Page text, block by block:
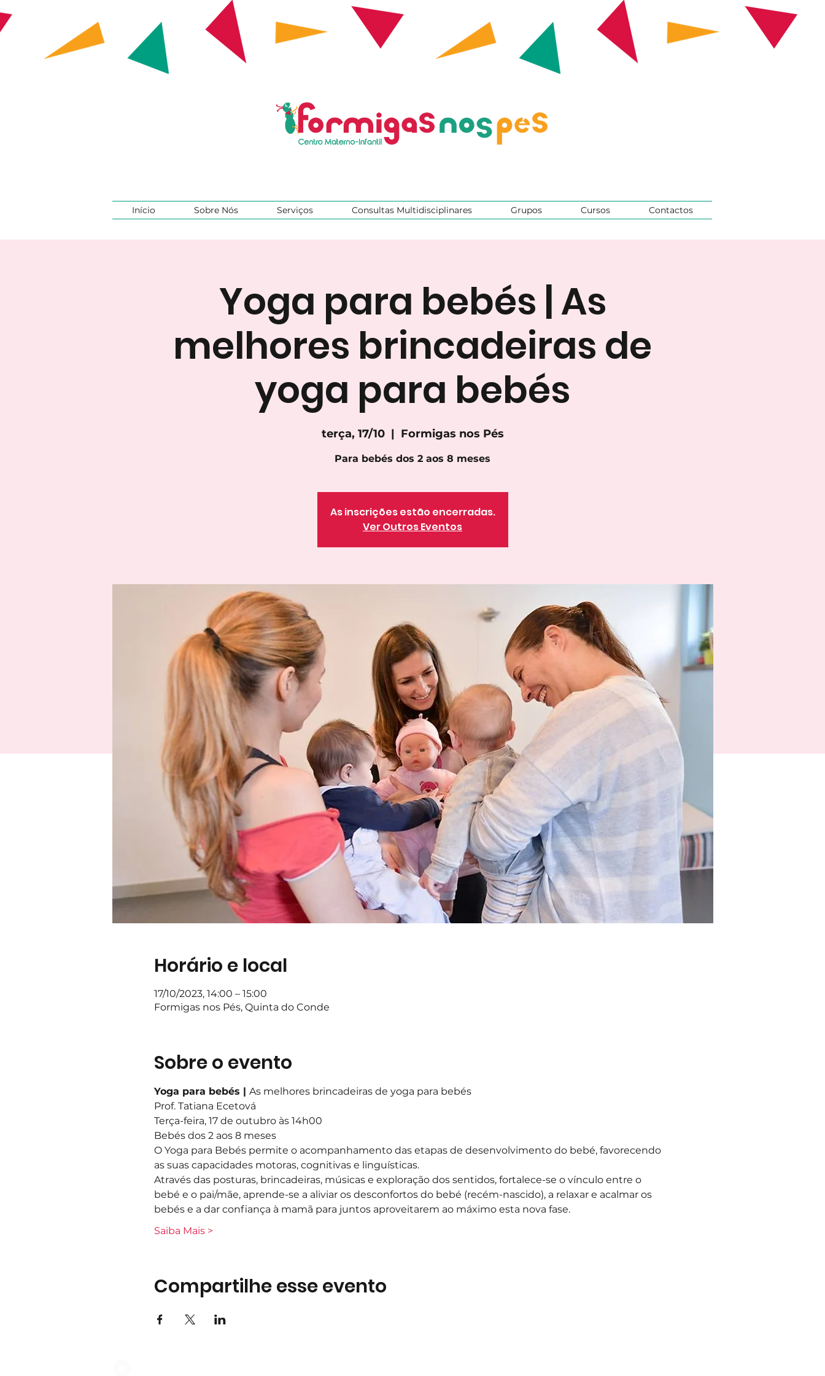
Início Sobre Nós Serviços Consultas Multidisciplinares Grupos Cursos Contactos
Yoga para bebés | As
melhores brincadeiras de
yoga para bebés
terça, 17/10
  |
Formigas nos Pés
Para bebés dos 2 aos 8 meses
As inscrições estão encerradas.
Ver Outros Eventos
Horário e local
17/10/2023, 14:00 – 15:00
Formigas nos Pés, Quinta do Conde
Sobre o evento
Yoga para bebés | As melhores brincadeiras de yoga para bebés
Prof. Tatiana Ecetová
Terça-feira, 17 de outubro às 14h00
Bebés dos 2 aos 8 meses
O Yoga para Bebés permite o acompanhamento das etapas de desenvolvimento do bebé, favorecendo
as suas capacidades motoras, cognitivas e linguísticas.
Através das posturas, brincadeiras, músicas e exploração dos sentidos, fortalece-se o vínculo entre o
bebé e o pai/mãe, aprende-se a aliviar os desconfortos do bebé (recém-nascido), a relaxar e acalmar os
bebés e a dar confiança à mamã para juntos aproveitarem ao máximo esta nova fase.
Saiba Mais >
Compartilhe esse evento